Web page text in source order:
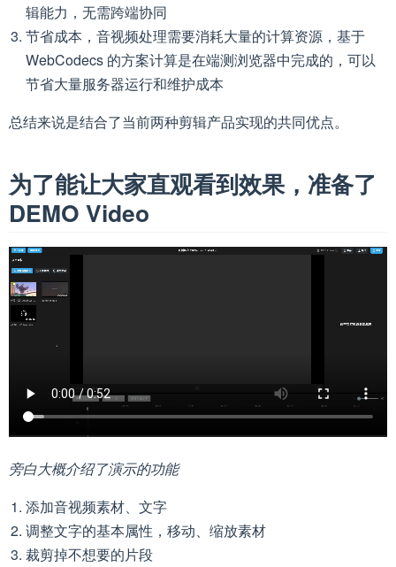
辑能力，无需跨端协同
节省成本，音视频处理需要消耗大量的计算资源，基于
WebCodecs 的方案计算是在端测浏览器中完成的，可以
节省大量服务器运行和维护成本
总结来说是结合了当前两种剪辑产品实现的共同优点。
为了能让大家直观看到效果，准备了
DEMO Video
旁白大概介绍了演示的功能
添加音视频素材、文字
调整文字的基本属性，移动、缩放素材
裁剪掉不想要的片段